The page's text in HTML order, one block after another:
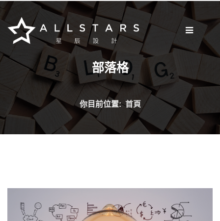
部落格
你目前位置:首頁
[我想要做網站]
部落格
網站開發
網路新知
網站小知識